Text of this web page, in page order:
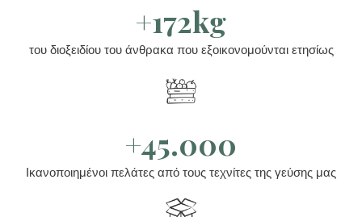
+172kg
του διοξειδίου του άνθρακα που εξοικονομούνται ετησίως
+45.000
Ικανοποιημένοι πελάτες από τους τεχνίτες της γεύσης μας